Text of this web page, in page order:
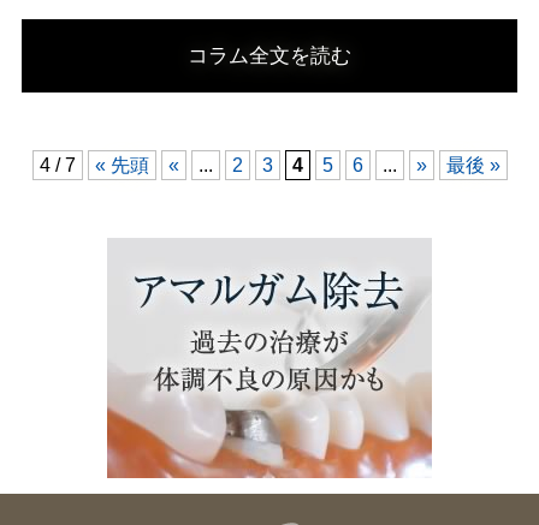
コラム全文を読む
4 / 7 « 先頭 « ... 2 3 4 5 6 ... » 最後 »